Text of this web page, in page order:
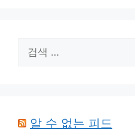
색:
알 수 없는 피드